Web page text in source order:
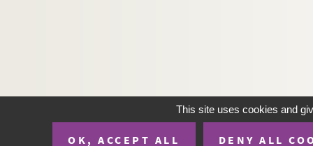
This site uses cookies and
OK, ACCEPT ALL DENY ALL